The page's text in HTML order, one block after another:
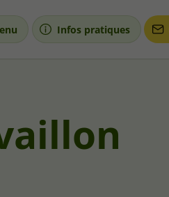
Infos pratiques